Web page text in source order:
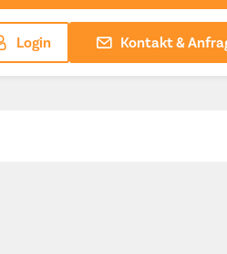
Login Kontakt &